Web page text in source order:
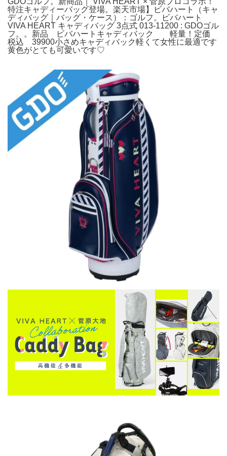
特注キャディーバッグ登場。楽天市場】ビバハート（キャ
ディバッグ｜バッグ・ケース）：ゴルフ。ビバハート
VIVA HEART キャディバッグ 3点式 013-11200 : GDOゴル
フ。。新品 ビバハートキャディバック 軽量！定価
税込 39900小さめキャディバック軽くて女性に最適です
黄色がとても可愛いです♡